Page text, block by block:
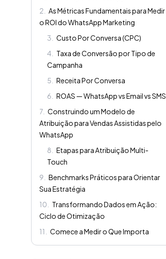
2
As Métricas Fundamentais para Medir
o ROI do WhatsApp Marketing
3
Custo Por Conversa (CPC)
4
Taxa de Conversão por Tipo de
Campanha
5
Receita Por Conversa
6
ROAS — WhatsApp vs Email vs SMS
7 Construindo um Modelo de
Atribuição para Vendas Assistidas pelo
WhatsApp
8
Etapas para Atribuição Multi-
Touch
9
Benchmarks Práticos para Orientar
Sua Estratégia
10
Transformando Dados em Ação:
Ciclo de Otimização
11
Comece a Medir o Que Importa